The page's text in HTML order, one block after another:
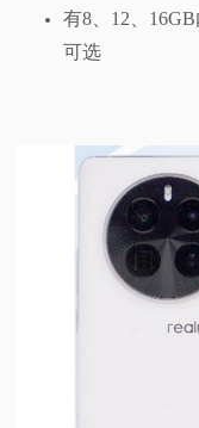
有8、12、
可选